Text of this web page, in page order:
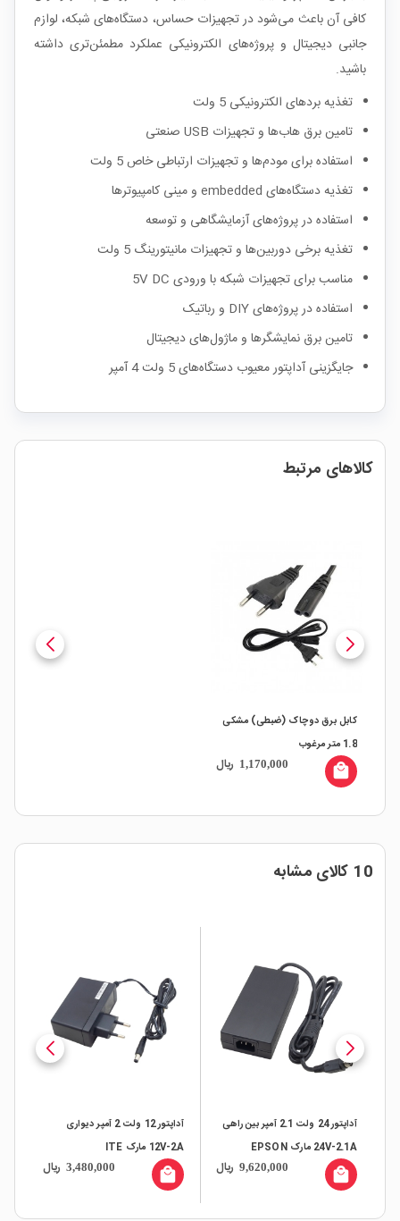
کافی آن باعث می‌شود در تجهیزات حساس، دستگاه‌های شبکه، لوازم
جانبی دیجیتال و پروژه‌های الکترونیکی عملکرد مطمئن‌تری داشته
باشید.
تغذیه بردهای الکترونیکی 5 ولت
تامین برق هاب‌ها و تجهیزات USB صنعتی
استفاده برای مودم‌ها و تجهیزات ارتباطی خاص 5 ولت
تغذیه دستگاه‌های embedded و مینی کامپیوترها
استفاده در پروژه‌های آزمایشگاهی و توسعه
تغذیه برخی دوربین‌ها و تجهیزات مانیتورینگ 5 ولت
مناسب برای تجهیزات شبکه با ورودی 5V DC
استفاده در پروژه‌های DIY و رباتیک
تامین برق نمایشگرها و ماژول‌های دیجیتال
جایگزینی آداپتور معیوب دستگاه‌های 5 ولت 4 آمپر
کالاهای مرتبط
کابل برق دوچاک (ضبطی) مشکی
1.8 متر مرغوب
1,170,000 ریال local_mall
10 کالای مشابه
آداپتور 24 ولت 2.1 آمپر بین راهی
24V-2.1A مارک EPSON
9,620,000 ریال local_mall
آداپتور 12 ولت 2 آمپر دیواری
12V-2A مارک ITE
3,480,000 ریال local_mall